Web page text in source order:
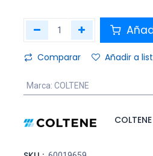
Comparar Añadir a
Marca: COLTENE
COLTENE